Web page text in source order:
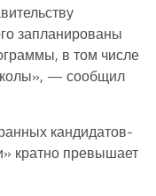
запланированы
в том числе
— сообщил
кандидатов-
кратно превышает